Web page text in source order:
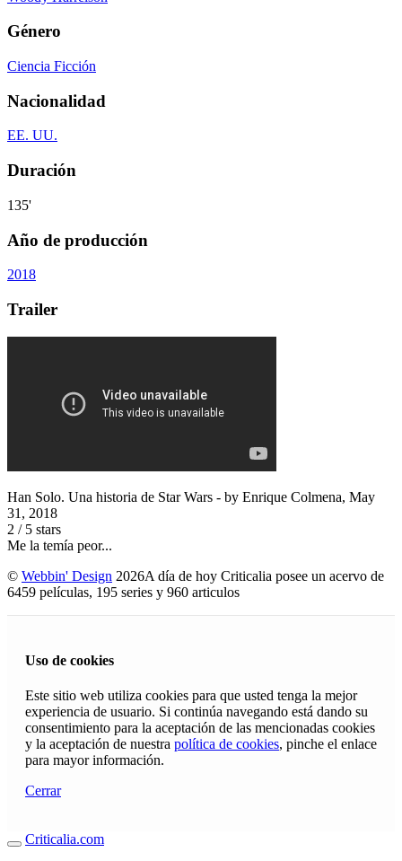
Género
Ciencia Ficción
Nacionalidad
EE. UU.
Duración
135'
Año de producción
2018
Trailer
Han Solo. Una historia de Star Wars - by Enrique Colmena, May
31, 2018
2 / 5 stars
Me la temía peor...
© Webbin' Design 2026A día de hoy Criticalia posee un acervo de
6459 películas, 195 series y 960 articulos
Uso de cookies
Este sitio web utiliza cookies para que usted tenga la mejor
experiencia de usuario. Si continúa navegando está dando su
consentimiento para la aceptación de las mencionadas cookies
y la aceptación de nuestra política de cookies, pinche el enlace
para mayor información.
Cerrar
Criticalia.com